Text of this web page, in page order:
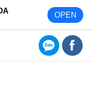
OPEN